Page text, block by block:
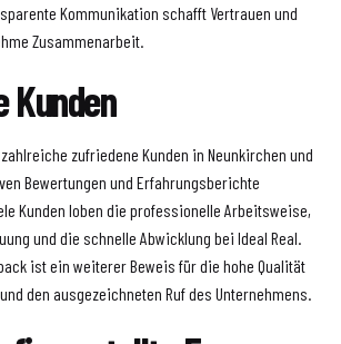
Kommunikation schafft Vertrauen und
Zusammenarbeit.
Kunden
zufriedene Kunden in Neunkirchen und
Bewertungen und Erfahrungsberichte
Kunden loben die professionelle Arbeitsweise,
und die schnelle Abwicklung bei Ideal Real.
ist ein weiterer Beweis für die hohe Qualität
den ausgezeichneten Ruf des Unternehmens.